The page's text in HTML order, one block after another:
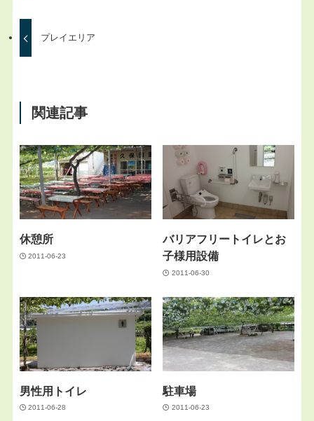
プレイエリア
関連記事
休憩所
2011-06-23
バリアフリートイレとお
子様用設備
2011-06-30
男性用トイレ
2011-06-28
駐車場
2011-06-23